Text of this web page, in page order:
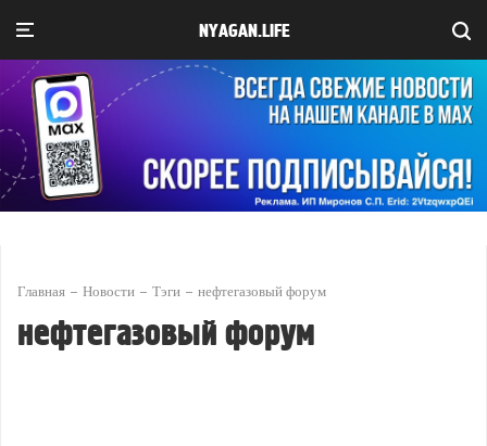
NYAGAN.LIFE
Главная Новости Тэги нефтегазовый форум
нефтегазовый форум